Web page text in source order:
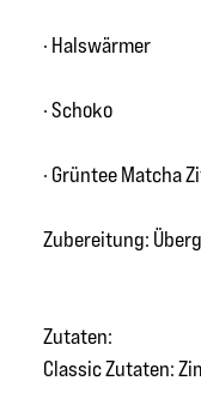
· Halswärmer
· Schoko
· Grüntee Matcha
Zubereitung:
Zutaten:
Classic Zutaten: